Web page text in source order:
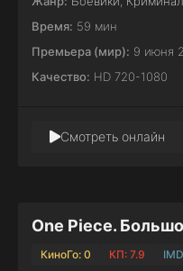
Время: 59 мин
Премьера (мир): 9 июня
Качество: HD 720-1080
Смотреть онлайн
One Piece.
КиноГо: 0 КП: 7.9